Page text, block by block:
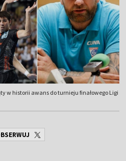
w historii awans do turnieju finałowego Ligi